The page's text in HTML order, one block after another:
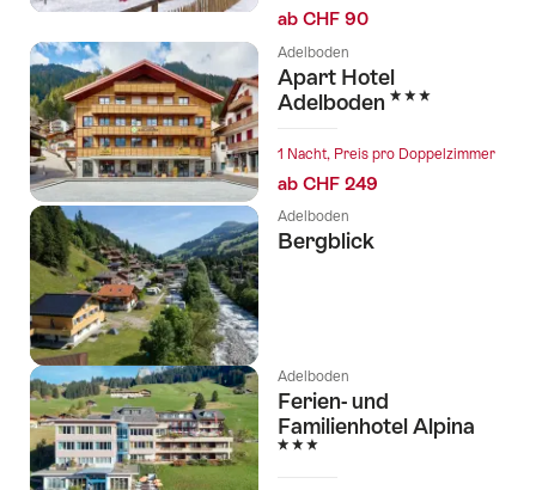
ab CHF 90
Adelboden
Apart Hotel
Adelboden 3 Sterne
1 Nacht, Preis pro Doppelzimmer
ab CHF 249
Adelboden
Bergblick
Adelboden
Ferien- und
Familienhotel Alpina
3 Sterne